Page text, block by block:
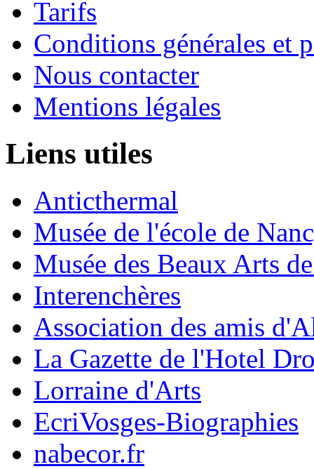
Tarifs
Conditions générales et
Nous contacter
Mentions légales
Liens utiles
Anticthermal
Musée de l'école de
Musée des Beaux Arts
Interenchères
Association des amis
La Gazette de l'Hotel
Lorraine d'Arts
EcriVosges-Biographies
nabecor.fr